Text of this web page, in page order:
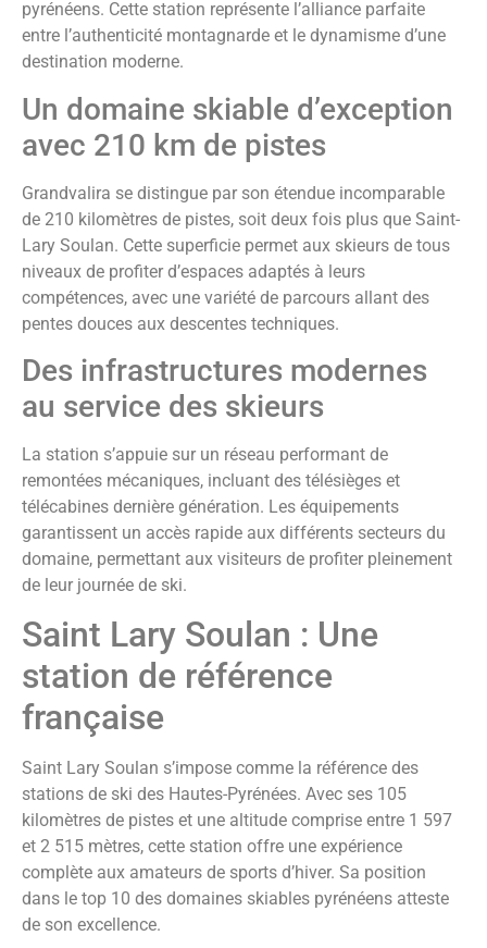
pyrénéens. Cette station représente l’alliance parfaite
entre l’authenticité montagnarde et le dynamisme d’une
destination moderne.
Un domaine skiable d’exception
avec 210 km de pistes
Grandvalira se distingue par son étendue incomparable
de 210 kilomètres de pistes, soit deux fois plus que Saint-
Lary Soulan. Cette superficie permet aux skieurs de tous
niveaux de profiter d’espaces adaptés à leurs
compétences, avec une variété de parcours allant des
pentes douces aux descentes techniques.
Des infrastructures modernes
au service des skieurs
La station s’appuie sur un réseau performant de
remontées mécaniques, incluant des télésièges et
télécabines dernière génération. Les équipements
garantissent un accès rapide aux différents secteurs du
domaine, permettant aux visiteurs de profiter pleinement
de leur journée de ski.
Saint Lary Soulan : Une
station de référence
française
Saint Lary Soulan s’impose comme la référence des
stations de ski des Hautes-Pyrénées. Avec ses 105
kilomètres de pistes et une altitude comprise entre 1 597
et 2 515 mètres, cette station offre une expérience
complète aux amateurs de sports d’hiver. Sa position
dans le top 10 des domaines skiables pyrénéens atteste
de son excellence.